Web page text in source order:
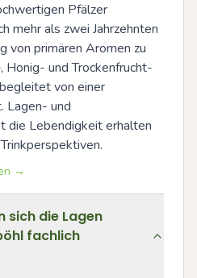
Pfälzer
mehr als zwei Jahrzehnten
von primären Aromen zu
und Trockenfrucht-
von einer
Lagen- und
die Lebendigkeit erhalten
→
sich die Lagen
fachlich